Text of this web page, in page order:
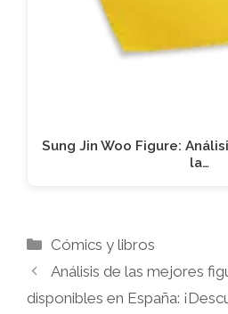
Sung Jin Woo Figure:
la…
Categorías
Cómics y libros
Análisis de las mejores
disponibles en España: